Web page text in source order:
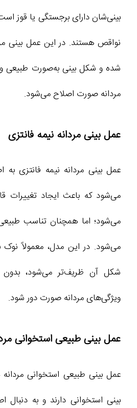
بینی‌شان دارای برجستگی یا قوز
نواقص هستند. در این عمل بینی
شده و شکل بینی به‌صورت طبیعی
مردانه صورت اصلاح می‌شود.
عمل بینی مردانه نیمه فانتزی
عمل بینی مردانه نیمه فانتزی به
می‌شود که باعث ایجاد تغییرات
می‌شود؛ اما همچنان تناسب
می‌شود. در این مدل، معمولاً نوک
شکل آن ظریف‌تر می‌شود، بدون
ویژگی‌های مردانه صورت دور شود.
عمل بینی طبیعی استخوانی
عمل بینی طبیعی استخوانی مردانه
بینی استخوانی دارند و به